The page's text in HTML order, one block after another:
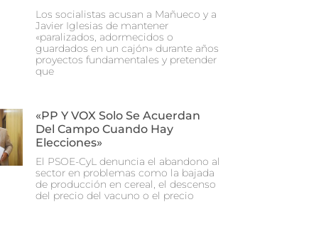
Los socialistas acusan a Mañueco y a
Javier Iglesias de mantener
«paralizados, adormecidos o
guardados en un cajón» durante años
proyectos fundamentales y pretender
que
«PP Y VOX Solo Se Acuerdan
Del Campo Cuando Hay
Elecciones»
El PSOE-CyL denuncia el abandono al
sector en problemas como la bajada
de producción en cereal, el descenso
del precio del vacuno o el precio